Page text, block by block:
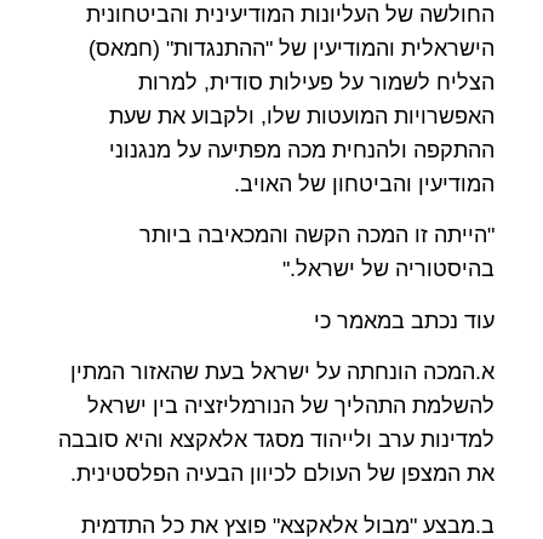
החולשה של העליונות המודיעינית והביטחונית
הישראלית והמודיעין של "ההתנגדות" (חמאס)
הצליח לשמור על פעילות סודית, למרות
האפשרויות המועטות שלו, ולקבוע את שעת
ההתקפה ולהנחית מכה מפתיעה על מנגנוני
המודיעין והביטחון של האויב.
"הייתה זו המכה הקשה והמכאיבה ביותר
בהיסטוריה של ישראל."
עוד נכתב במאמר כי
א.המכה הונחתה על ישראל בעת שהאזור המתין
להשלמת התהליך של הנורמליזציה בין ישראל
למדינות ערב ולייהוד מסגד אלאקצא והיא סובבה
את המצפן של העולם לכיוון הבעיה הפלסטינית.
ב.מבצע "מבול אלאקצא" פוצץ את כל התדמית